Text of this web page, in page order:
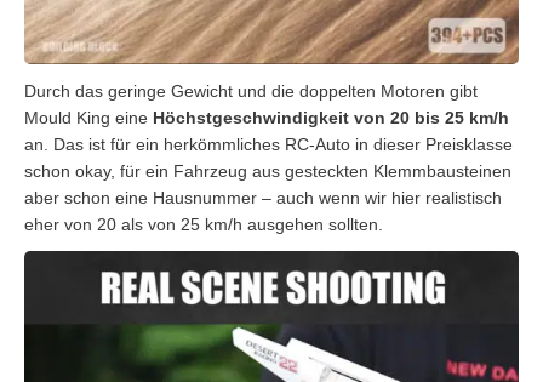
Durch das geringe Gewicht und die doppelten Motoren gibt
Mould King eine Höchstgeschwindigkeit von 20 bis 25 km/h
an. Das ist für ein herkömmliches RC-Auto in dieser Preisklasse
schon okay, für ein Fahrzeug aus gesteckten Klemmbausteinen
aber schon eine Hausnummer – auch wenn wir hier realistisch
eher von 20 als von 25 km/h ausgehen sollten.